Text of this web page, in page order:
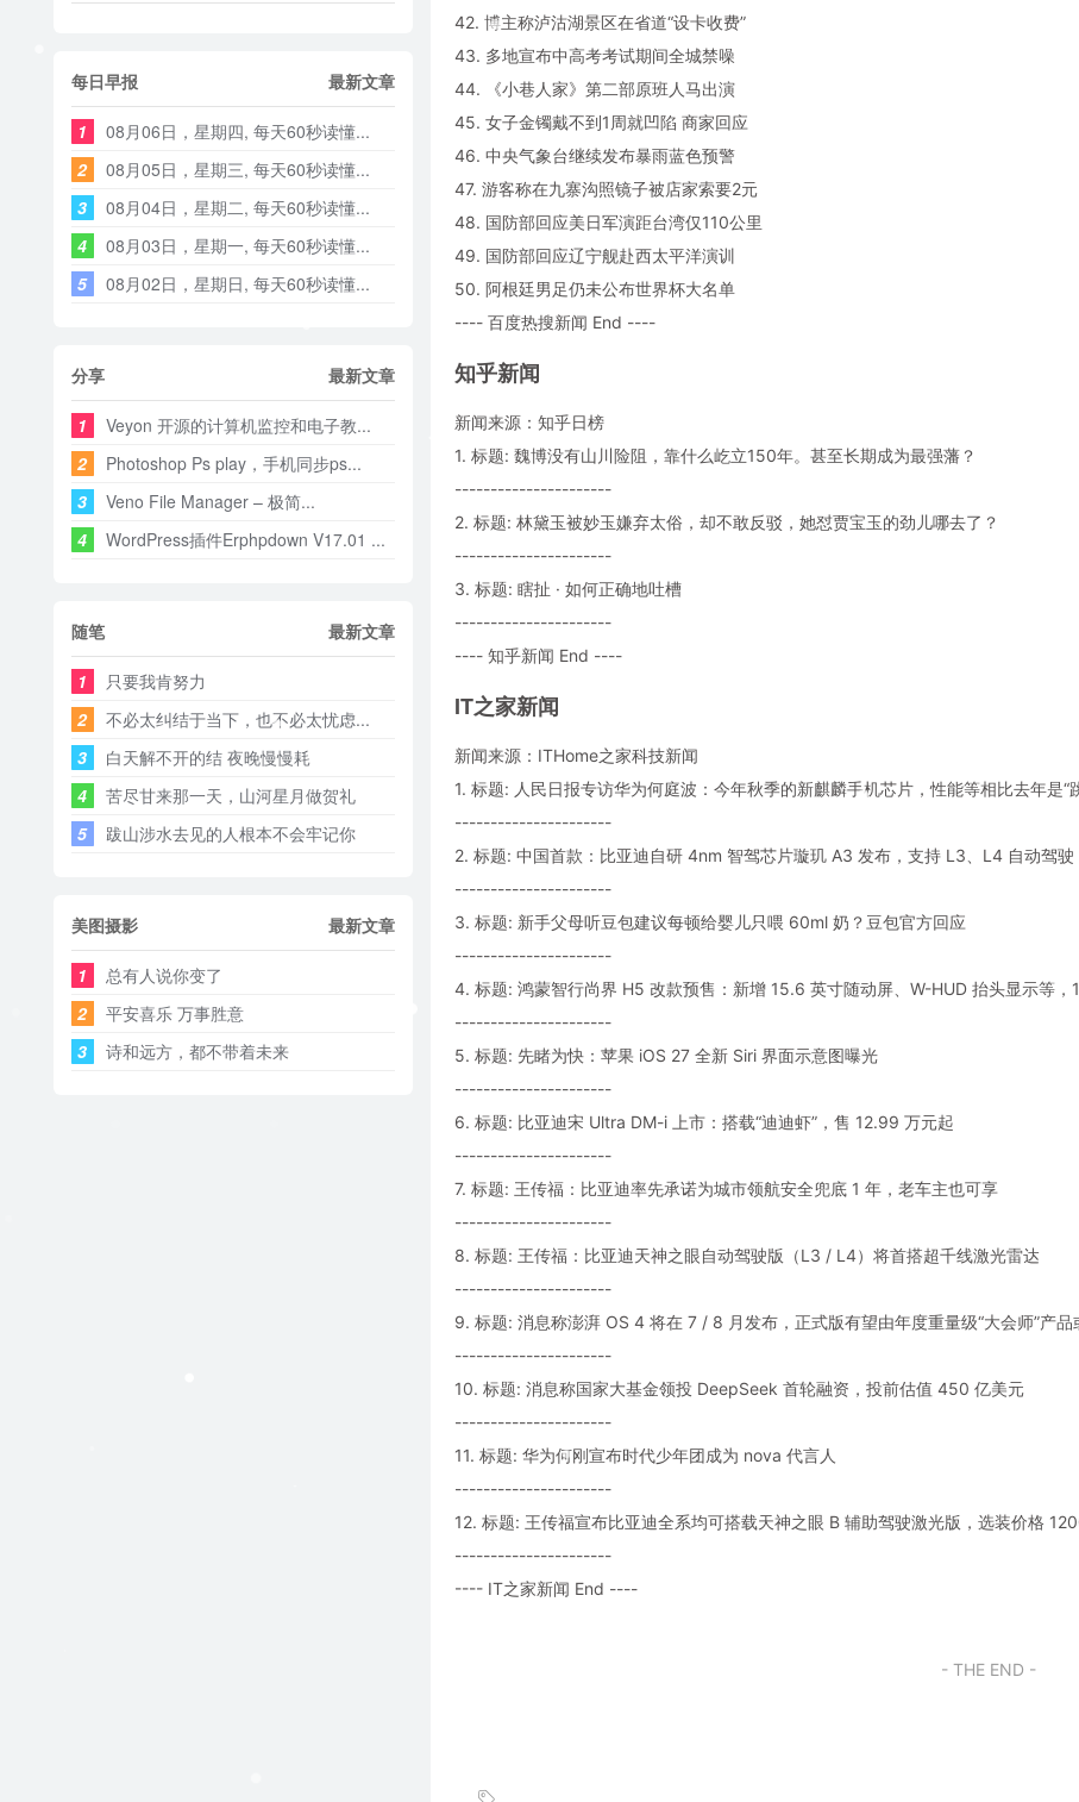
42. 博主称泸沽湖景区在省道“设卡收费”
43. 多地宣布中高考考试期间全城禁噪
44. 《小巷人家》第二部原班人马出演
45. 女子金镯戴不到1周就凹陷 商家回应
46. 中央气象台继续发布暴雨蓝色预警
47. 游客称在九寨沟照镜子被店家索要2元
48. 国防部回应美日军演距台湾仅110公里
49. 国防部回应辽宁舰赴西太平洋演训
50. 阿根廷男足仍未公布世界杯大名单
---- 百度热搜新闻 End ----
知乎新闻
新闻来源：知乎日榜
1. 标题: 魏博没有山川险阻，靠什么屹立150年。甚至长期成为最强藩？
----------------------
2. 标题: 林黛玉被妙玉嫌弃太俗，却不敢反驳，她怼贾宝玉的劲儿哪去了？
----------------------
3. 标题: 瞎扯 · 如何正确地吐槽
----------------------
---- 知乎新闻 End ----
IT之家新闻
新闻来源：ITHome之家科技新闻
1. 标题: 人民日报专访华为何庭波：今年秋季的新麒麟手机芯片，性能等相比去年是“
----------------------
2. 标题: 中国首款：比亚迪自研 4nm 智驾芯片璇玑 A3 发布，支持 L3、L4 自动驾驶
----------------------
3. 标题: 新手父母听豆包建议每顿给婴儿只喂 60ml 奶？豆包官方回应
----------------------
4. 标题: 鸿蒙智行尚界 H5 改款预售：新增 15.6 英寸随动屏、W-HUD 抬头显示等，
----------------------
5. 标题: 先睹为快：苹果 iOS 27 全新 Siri 界面示意图曝光
----------------------
6. 标题: 比亚迪宋 Ultra DM-i 上市：搭载“迪迪虾”，售 12.99 万元起
----------------------
7. 标题: 王传福：比亚迪率先承诺为城市领航安全兜底 1 年，老车主也可享
----------------------
8. 标题: 王传福：比亚迪天神之眼自动驾驶版（L3 / L4）将首搭超千线激光雷达
----------------------
9. 标题: 消息称澎湃 OS 4 将在 7 / 8 月发布，正式版有望由年度重量级“大会师”产
----------------------
10. 标题: 消息称国家大基金领投 DeepSeek 首轮融资，投前估值 450 亿美元
----------------------
11. 标题: 华为何刚宣布时代少年团成为 nova 代言人
----------------------
12. 标题: 王传福宣布比亚迪全系均可搭载天神之眼 B 辅助驾驶激光版，选装价格
----------------------
---- IT之家新闻 End ----
- THE END -
每日早报 最新文章
1
08月06日，星期四, 每天60秒读懂...
2
08月05日，星期三, 每天60秒读懂...
3
08月04日，星期二, 每天60秒读懂...
4
08月03日，星期一, 每天60秒读懂...
5
08月02日，星期日, 每天60秒读懂...
分享 最新文章
1
Veyon 开源的计算机监控和电子教...
2
Photoshop Ps play，手机同步ps...
3
Veno File Manager – 极简...
4
WordPress插件Erphpdown V17.01 ...
随笔 最新文章
1
只要我肯努力
2
不必太纠结于当下，也不必太忧虑...
3
白天解不开的结 夜晚慢慢耗 ​​​
4
苦尽甘来那一天，山河星月做贺礼
5
跋山涉水去见的人根本不会牢记你
美图摄影 最新文章
1
总有人说你变了
2
平安喜乐 万事胜意
3
诗和远方，都不带着未来